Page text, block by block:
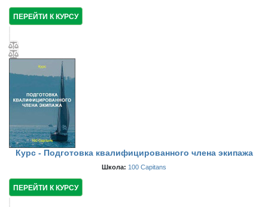
ПЕРЕЙТИ К КУРСУ
Курс - Подготовка квалифицированного члена экипажа
Школа: 100 Capitans
ПЕРЕЙТИ К КУРСУ